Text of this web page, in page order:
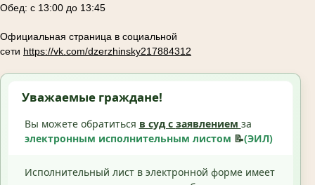
Обед: с 13:00 до 13:45
Официальная страница в социальной
сети https://vk.com/dzerzhinsky217884312
Уважаемые граждане!
Вы можете обратиться в суд с заявлением за
электронным исполнительным листом 📝(ЭИЛ)
Исполнительный лист в электронной форме имеет